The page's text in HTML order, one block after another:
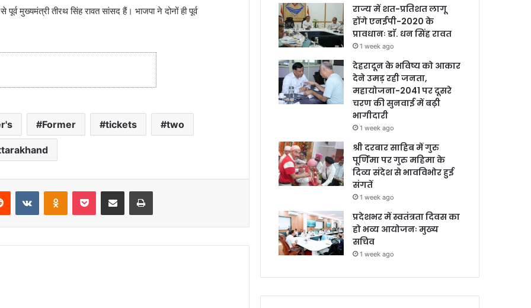
मुख्यमंत्री तीरथ सिंह रावत सांसद हैं। भाजपा ने दोनों ही पूर्व
Former tickets two
राज्य में शत-प्रतिशत लागू
होंगे एनईपी-2020 के
प्रावधानः डाॅ. धन सिंह रावत
1 week ago
देहरादून के भविष्य को आकार
देने उमड़ रही जनता,
महायोजना-2041 पर दूसरे
चरण की सुनवाई में बढ़ी
भागीदारी
1 week ago
श्री दरबार साहिब में गुरु
पूर्णिमा पर गुरु महिमा के
दिव्य संदेश से भावविभोर हुई
संगतें
1 week ago
प्रदेशभर में स्वतंत्रता दिवस का
हो भव्य आयोजनः मुख्य
सचिव
1 week ago